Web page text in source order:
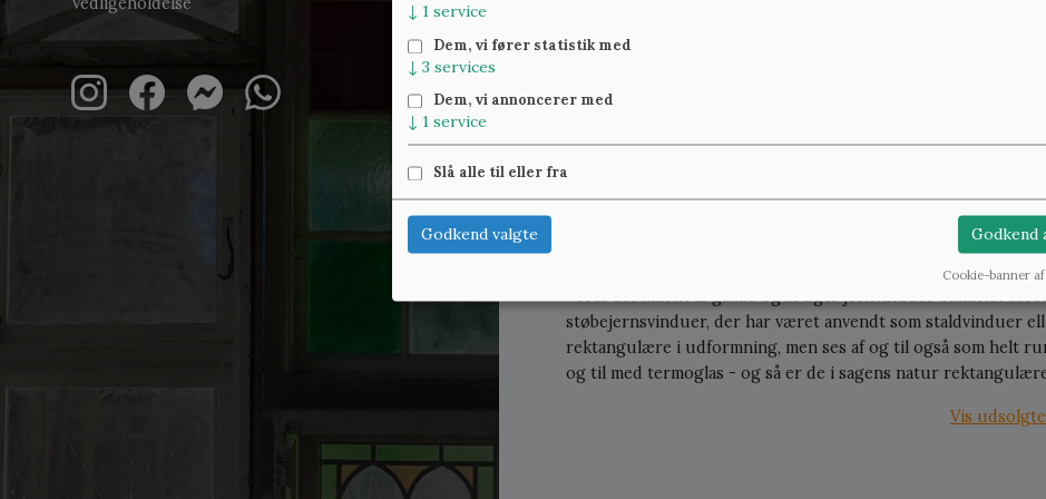
indmuring
Buet jernvindue til
600 kr.
Vores sortiment af gamle og brugte jernvinduer omfatter
støbejernsvinduer, der har været anvendt som staldvinduer
rektangulære i udformning, men ses af og til også som helt
og til med termoglas - og så er de i sagens natur
Vis udsolgte
↓ 1 service
Dem, vi fører statistik med
↓ 3 services
Dem, vi annoncerer med
↓ 1 service
Slå alle til eller fra
Godkend valgte Godkend
Cookie-banner